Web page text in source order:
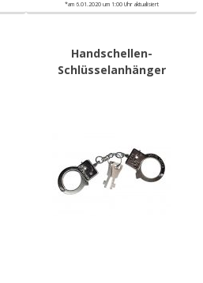
*am 6.01.2020 um 1:00 Uhr aktualisiert
Handschellen-
Schlüsselanhänger